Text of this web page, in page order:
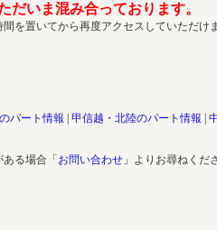
だいま混み合っております。
を置いてから再度アクセスしていただけ
パート情報 甲信越・北陸のパート情報
る場合「 お問い合わせ 」よりお尋ねくだ